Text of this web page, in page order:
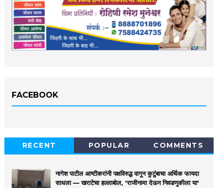
FACEBOOK
RECENT POPULAR COMMENTS
नागेश पाटील आष्टीकरांनी पक्षविरुद्ध वागून कुटुंबाचा अर्थिक फायदा
साधला — खराटेचा हल्लाबोल, 'राजीनामा देऊन निवडणुकीला या'